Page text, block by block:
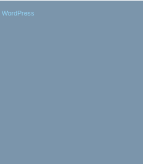
WordPress